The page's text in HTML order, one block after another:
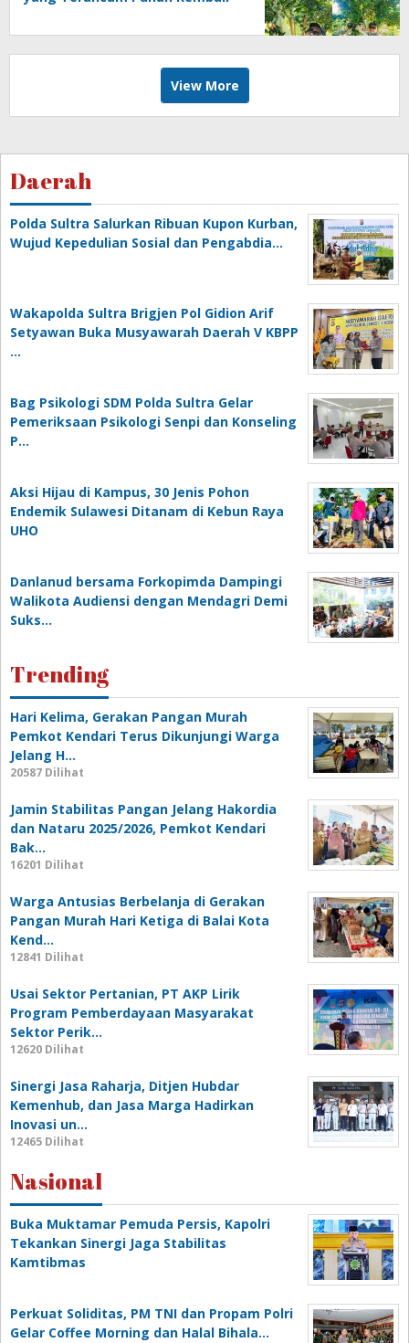
View More
Daerah
Polda Sultra Salurkan Ribuan Kupon Kurban,
Wujud Kepedulian Sosial dan Pengabdia…
Wakapolda Sultra Brigjen Pol Gidion Arif
Setyawan Buka Musyawarah Daerah V KBPP
…
Bag Psikologi SDM Polda Sultra Gelar
Pemeriksaan Psikologi Senpi dan Konseling
P…
‎Aksi Hijau di Kampus, 30 Jenis Pohon
Endemik Sulawesi Ditanam di Kebun Raya
UHO
Danlanud bersama Forkopimda Dampingi
Walikota Audiensi dengan Mendagri Demi
Suks…
Trending
Hari Kelima, Gerakan Pangan Murah
Pemkot Kendari Terus Dikunjungi Warga
Jelang H…
20587 Dilihat
Jamin Stabilitas Pangan Jelang Hakordia
dan Nataru 2025/2026, Pemkot Kendari
Bak…
16201 Dilihat
Warga Antusias Berbelanja di Gerakan
Pangan Murah Hari Ketiga di Balai Kota
Kend…
12841 Dilihat
Usai Sektor Pertanian, PT AKP Lirik
Program Pemberdayaan Masyarakat
Sektor Perik…
12620 Dilihat
Sinergi Jasa Raharja, Ditjen Hubdar
Kemenhub, dan Jasa Marga Hadirkan
Inovasi un…
12465 Dilihat
Nasional
Buka Muktamar Pemuda Persis, Kapolri
Tekankan Sinergi Jaga Stabilitas
Kamtibmas
Perkuat Soliditas, PM TNI dan Propam Polri
Gelar Coffee Morning dan Halal Bihala…